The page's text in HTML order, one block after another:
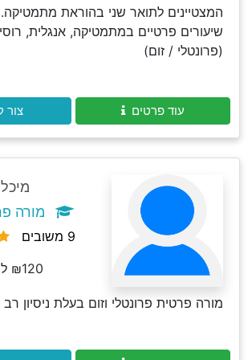
המצטיינים לתואר שני בהוראת
שיעורים פרטיים במתמטיקה, אנגלית,
(פרונטלי / זום)
עוד פרטים צור
מורה
9 משובים
₪120 לשעה
מורה פרטית פרונטלי וזום בעלת ניסיון